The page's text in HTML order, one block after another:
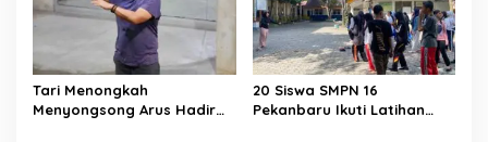
Tari Menongkah
Menyongsong Arus Hadir
20 Siswa SMPN 16
Pekanbaru Ikuti Latihan